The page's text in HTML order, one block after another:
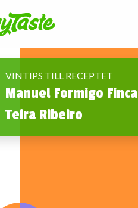
VINTIPS TILL RECEPTET
Manuel Formigo Finca
Teira Ribeiro